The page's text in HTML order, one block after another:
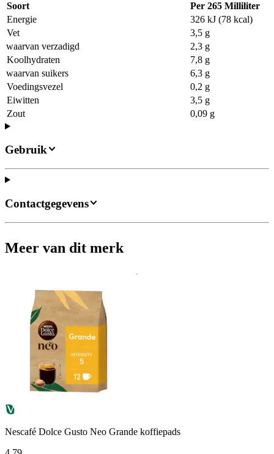
Soort
Per 265 Milliliter
Energie
326 kJ (78 kcal)
Vet
3,5 g
waarvan verzadigd
2,3 g
Koolhydraten
7,8 g
waarvan suikers
6,3 g
Voedingsvezel
0,2 g
Eiwitten
3,5 g
Zout
0,09 g
Gebruik
Contactgegevens
Meer van dit merk
Nescafé Dolce Gusto Neo Grande koffiepads